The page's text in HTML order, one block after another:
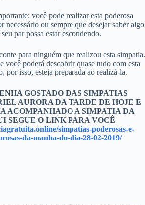
você pode realizar esta poderosa
necessário ou sempre que desejar saber algo
par possa estar escondendo.
para ninguém que realizou esta simpatia.
você poderá descobrir quase tudo com esta
por isso, esteja preparada ao realizá-la.
GOSTADO DAS SIMPATIAS
AURORA DA TARDE DE HOJE E
ACOMPANHADO A SIMPATIA DA
SEGUE O LINK PARA VOCÊ
simpatias-poderosas-e-
da-manha-do-dia-28-02-2019/